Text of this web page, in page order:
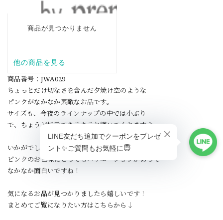
商品番号：JWA029
ちょっとだけ切なさを含んだ夕焼け空のような
ピンクがなかなか素敵なお品です。
サイズも、今夜のラインナップの中では小ぶり
で、ちょうど指元でキラキラと輝いてくれますよ。
いかがでしたでしょうか？
ピンクのお色味にとってもバリエーションがあって
なかなか面白いですね！
気になるお品が見つかりましたら嬉しいです！
まとめてご覧になりたい方はこちらから↓